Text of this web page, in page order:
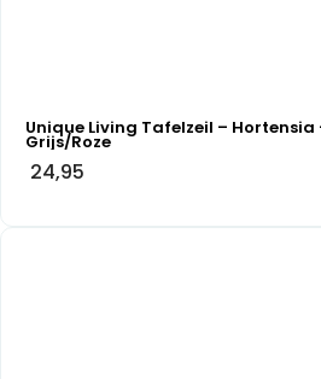
Unique Living Tafelzeil – Hortensia
Grijs/Roze
24,95